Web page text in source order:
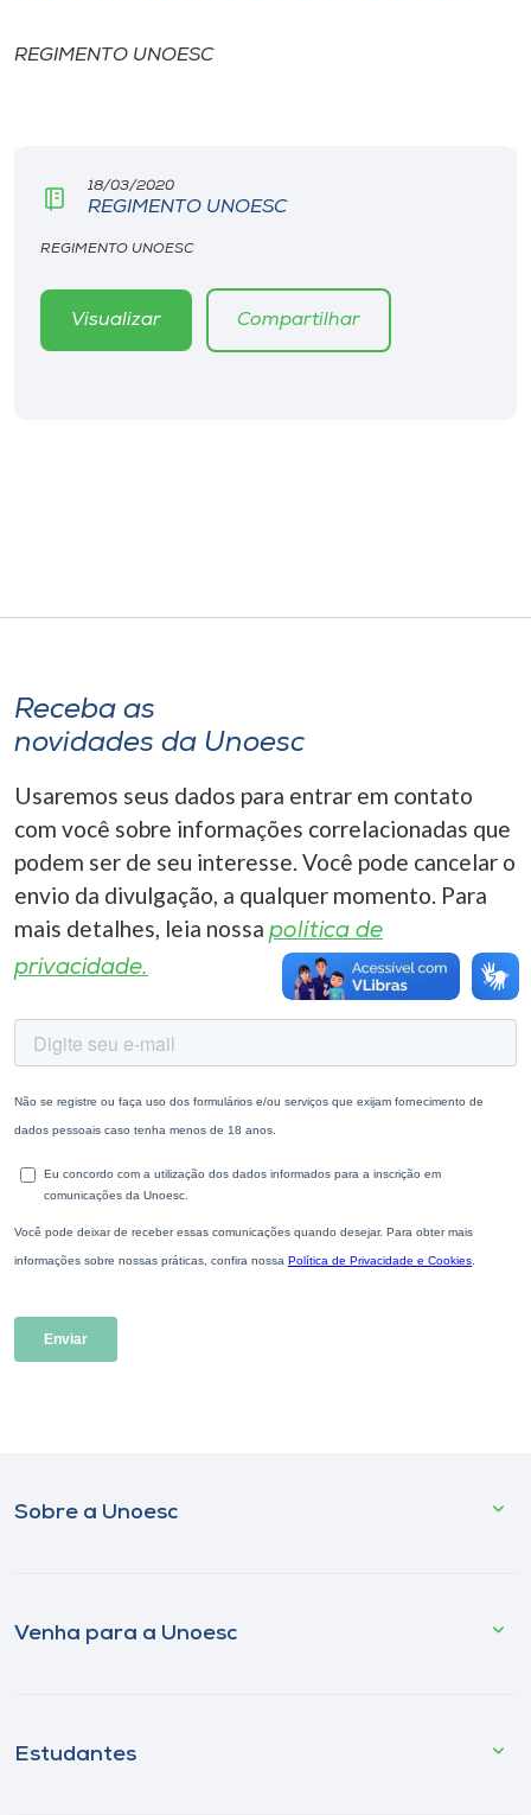
I.nova
Cultura
Unoesc
A-
REGIMENTO UNOESC
18/03/2020
REGIMENTO UNOESC
REGIMENTO UNOESC
Visualizar Compartilhar
Receba as
novidades da Unoesc
Usaremos seus dados para entrar em contato
com você sobre informações correlacionadas que
podem ser de seu interesse. Você pode cancelar o
envio da divulgação, a qualquer momento. Para
mais detalhes, leia nossa política de
privacidade.
Sobre a Unoesc
Venha para a Unoesc
Estudantes